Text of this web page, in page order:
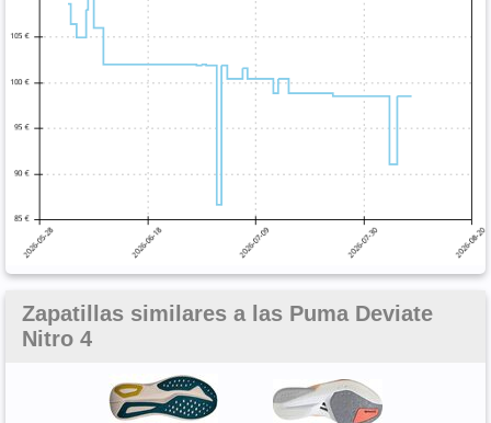
Zapatillas similares a las Puma Deviate
Nitro 4